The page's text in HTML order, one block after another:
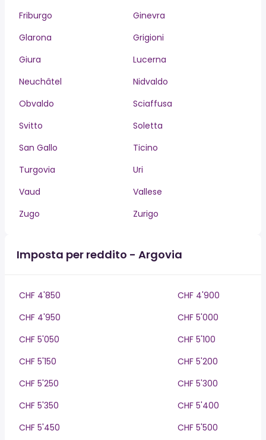
Friburgo
Ginevra
Glarona
Grigioni
Giura
Lucerna
Neuchâtel
Nidvaldo
Obvaldo
Sciaffusa
Svitto
Soletta
San Gallo
Ticino
Turgovia
Uri
Vaud
Vallese
Zugo
Zurigo
Imposta per reddito - Argovia
CHF 4'850
CHF 4'900
CHF 4'950
CHF 5'000
CHF 5'050
CHF 5'100
CHF 5'150
CHF 5'200
CHF 5'250
CHF 5'300
CHF 5'350
CHF 5'400
CHF 5'450
CHF 5'500